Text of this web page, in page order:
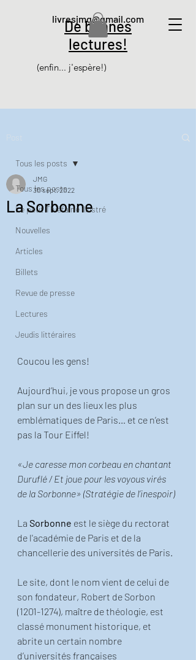
De bonnes
lectures!
(enfin... j'espère!)
livresjmg@gmail.com
Tous les posts
Le petit Thiéfaine illustré
Nouvelles
Articles
Billets
Revue de presse
Lectures
Jeudis littéraires
Tous les posts
La Sorbonne
JMG
30 sept. 2022
Coucou les gens!
Aujourd’hui, je vous propose un gros
plan sur un des lieux les plus
emblématiques de Paris… et ce n’est
pas la Tour Eiffel!
«Je caresse mon corbeau en chantant
Duruflé / Et joue pour les voyous virés
de la Sorbonne» (Stratégie de l’inespoir)
La Sorbonne est le siège du rectorat
de l'académie de Paris et de la
chancellerie des universités de Paris.
Le site, dont le nom vient de celui de
son fondateur, Robert de Sorbon
(1201-1274), maître de théologie, est
classé monument historique, et
abrite un certain nombre
d’universités françaises